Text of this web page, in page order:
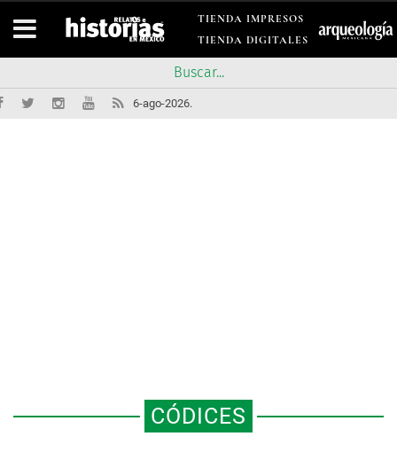
TIENDA IMPRESOS
TIENDA DIGITALES
6-ago-2026.
CÓDICES